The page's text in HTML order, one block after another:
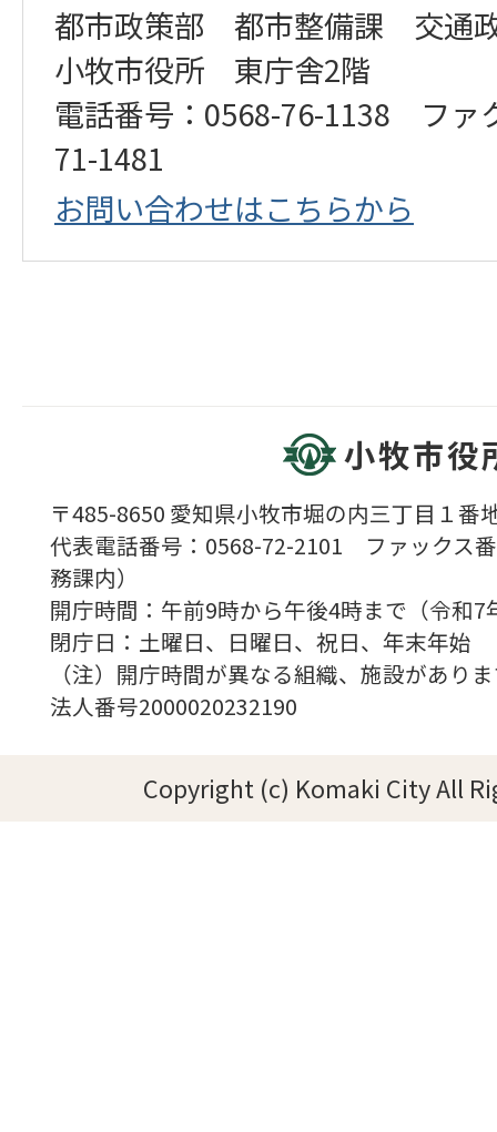
都市政策部 都市整備課 交通
小牧市役所 東庁舎2階
電話番号：0568-76-1138 ファ
71-1481
お問い合わせはこちらから
小牧市役
〒485-8650 愛知県小牧市堀の内三丁目１番
代表電話番号：0568-72-2101 ファックス
務課内）
開庁時間：午前9時から午後4時まで（令
閉庁日：土曜日、日曜日、祝日、年末年始
（注）開庁時間が異なる組織、施設があり
法人番号2000020232190
Copyright (c) Komaki City All